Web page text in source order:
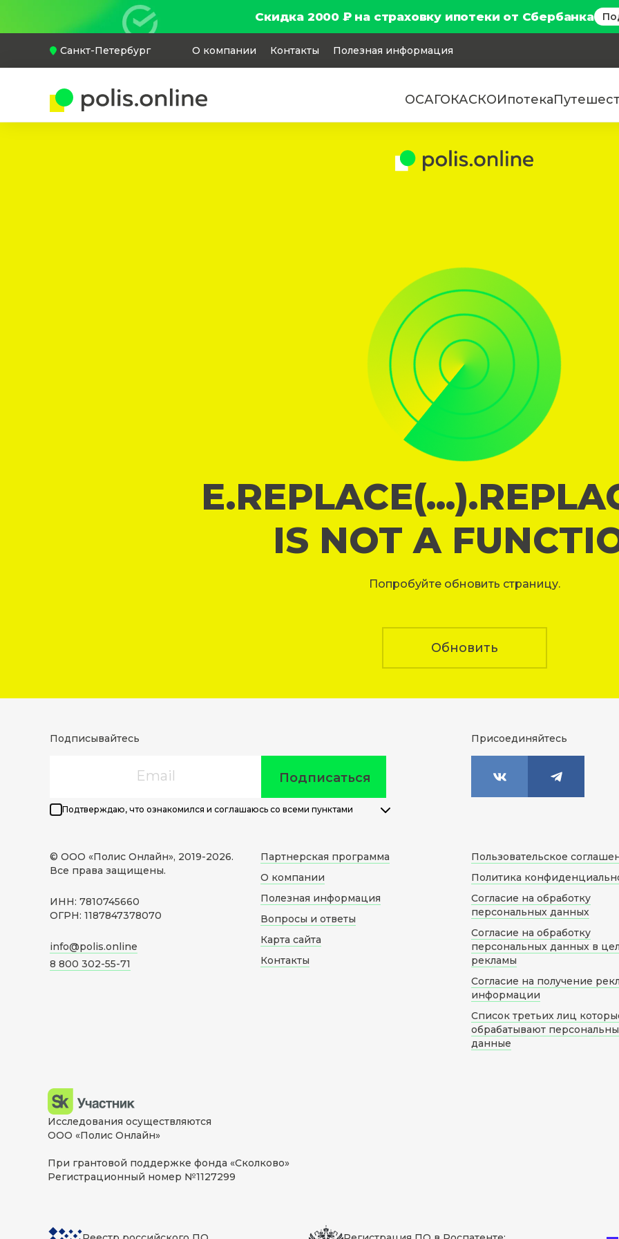
Скидка 2000 ₽ на страховку ипотеки от Сбербанка
Санкт-Петербург О компании Контакты Полезная информация
ОСАГОКАСКОИпотека
IS NOT A
Попробуйте обновить страницу.
Обновить
Подписывайтесь
Подписаться
Подтверждаю, что ознакомился и соглашаюсь со всеми пунктами
Присоединяйтесь
© ООО «Полис Онлайн», 2019-2026.
Все права защищены.
ИНН: 7810745660
ОГРН: 1187847378070
info@polis.online
8 800 302-55-71
Партнерская программа
О компании
Полезная информация
Вопросы и ответы
Карта сайта
Контакты
Пользовательское
Политика
Согласие на обработку
персональных данных
Согласие на обработку
персональных данных в
рекламы
Согласие на получение
информации
Список третьих лиц
обрабатывают
данные
Исследования осуществляются
ООО «Полис Онлайн»
При грантовой поддержке фонда «Сколково»
Регистрационный номер №1127299